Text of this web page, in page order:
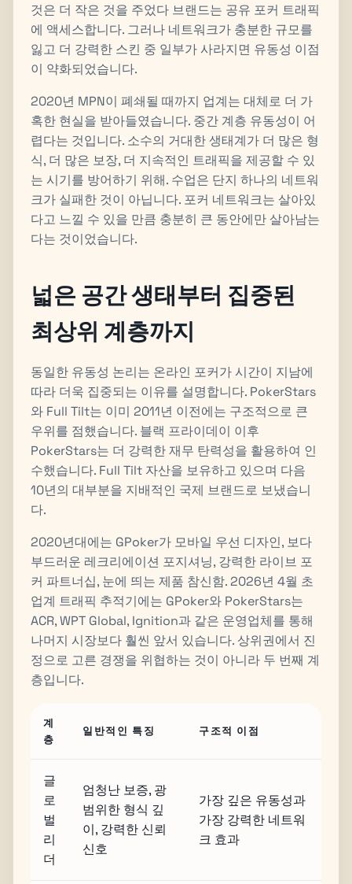
것은 더 작은 것을 주었다 브랜드는 공유 포커 트래픽
에 액세스합니다. 그러나 네트워크가 충분한 규모를
잃고 더 강력한 스킨 중 일부가 사라지면 유동성 이점
이 약화되었습니다.
2020년 MPN이 폐쇄될 때까지 업계는 대체로 더 가
혹한 현실을 받아들였습니다. 중간 계층 유동성이 어
렵다는 것입니다. 소수의 거대한 생태계가 더 많은 형
식, 더 많은 보장, 더 지속적인 트래픽을 제공할 수 있
는 시기를 방어하기 위해. 수업은 단지 하나의 네트워
크가 실패한 것이 아닙니다. 포커 네트워크는 살아있
다고 느낄 수 있을 만큼 충분히 큰 동안에만 살아남는
다는 것이었습니다.
넓은 공간 생태부터 집중된
최상위 계층까지
동일한 유동성 논리는 온라인 포커가 시간이 지남에
따라 더욱 집중되는 이유를 설명합니다. PokerStars
와 Full Tilt는 이미 2011년 이전에는 구조적으로 큰
우위를 점했습니다. 블랙 프라이데이 이후
PokerStars는 더 강력한 재무 탄력성을 활용하여 인
수했습니다. Full Tilt 자산을 보유하고 있으며 다음
10년의 대부분을 지배적인 국제 브랜드로 보냈습니
다.
2020년대에는 GPoker가 모바일 우선 디자인, 보다
부드러운 레크리에이션 포지셔닝, 강력한 라이브 포
커 파트너십, 눈에 띄는 제품 참신함. 2026년 4월 초
업계 트래픽 추적기에는 GPoker와 PokerStars는
ACR, WPT Global, Ignition과 같은 운영업체를 통해
나머지 시장보다 훨씬 앞서 있습니다. 상위권에서 진
정으로 고른 경쟁을 위협하는 것이 아니라 두 번째 계
층입니다.
계
층
일반적인 특징 구조적 이점
글
로
벌
리
더
엄청난 보증, 광
범위한 형식 깊
이, 강력한 신뢰
신호
가장 깊은 유동성과
가장 강력한 네트워
크 효과